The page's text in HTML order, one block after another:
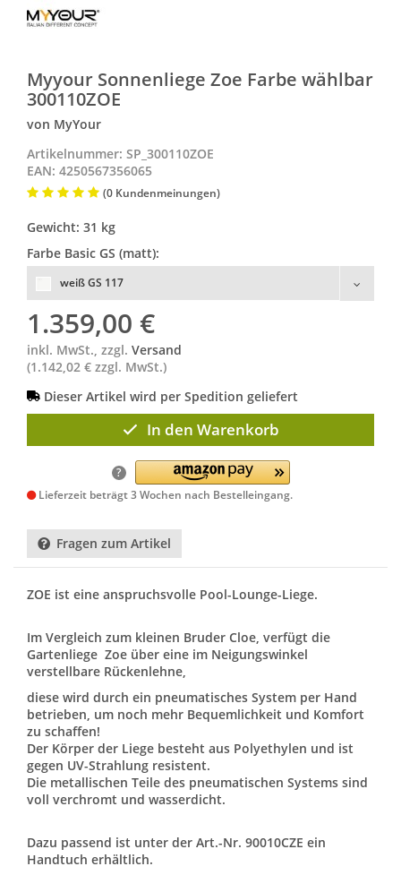
Myyour Sonnenliege Zoe Farbe wählbar
300110ZOE
von MyYour
Artikelnummer: SP_300110ZOE
EAN: 4250567356065
(0 Kundenmeinungen)
Gewicht: 31 kg
Farbe Basic GS (matt):
weiß GS 117
1.359,00 €
inkl. MwSt., zzgl. Versand
(1.142,02 € zzgl. MwSt.)
Dieser Artikel wird per Spedition geliefert
In den Warenkorb
?
Lieferzeit beträgt 3 Wochen nach Bestelleingang.
Fragen zum Artikel
ZOE ist eine anspruchsvolle Pool-Lounge-Liege.
Im Vergleich zum kleinen Bruder Cloe, verfügt die
Gartenliege Zoe über eine im Neigungswinkel
verstellbare Rückenlehne,
diese wird durch ein pneumatisches System per Hand
betrieben, um noch mehr Bequemlichkeit und Komfort
zu schaffen!
Der Körper der Liege besteht aus Polyethylen und ist
gegen UV-Strahlung resistent.
Die metallischen Teile des pneumatischen Systems sind
voll verchromt und wasserdicht.
Dazu passend ist unter der Art.-Nr. 90010CZE ein
Handtuch erhältlich.